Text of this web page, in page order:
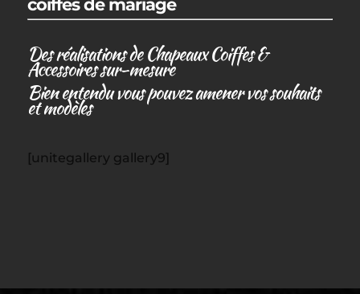
coiffes de mariage
Des réalisations de Chapeaux Coiffes &
Accessoires sur-mesure
Bien entendu vous pouvez amener vos souhaits
et modèles
[unitegallery gallery9]